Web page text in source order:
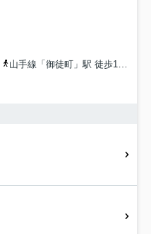
山手線「御徒町」駅 徒歩10分